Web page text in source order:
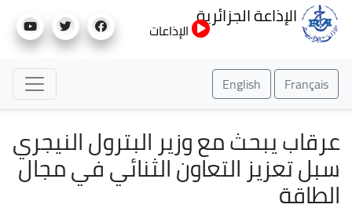
إلى
الإذاعة الجزائرية
الإذاعات
Français
English
عرقاب يبحث مع وزير البترول النيجري
سبل تعزيز التعاون الثنائي في مجال
الطاقة